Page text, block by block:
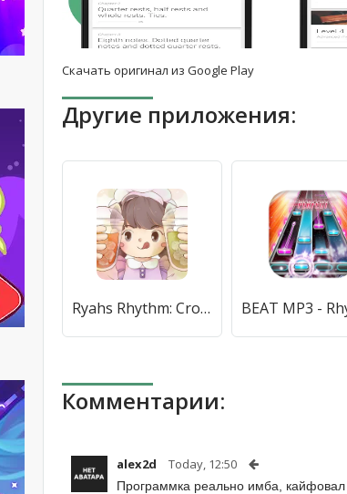
Скачать оригинал из Google Play
Другие приложения:
Ryahs Rhythm: Crossword Puzzle (Райяс Ритм) [МОД Много денег] APK Android
Комментарии:
alex2d Today, 12:50
Программка реально имба, кайфовал